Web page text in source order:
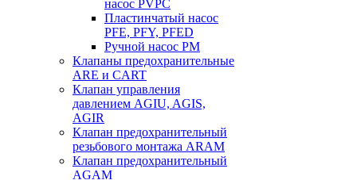
насос PVPC
Пластинчатый насос
PFE, PFY, PFED
Ручной насос PM
Клапаны предохранительные
ARE и CART
Клапан управления
давлением AGIU, AGIS,
AGIR
Клапан предохранительный
резьбового монтажа ARAM
Клапан предохранительный
AGAM